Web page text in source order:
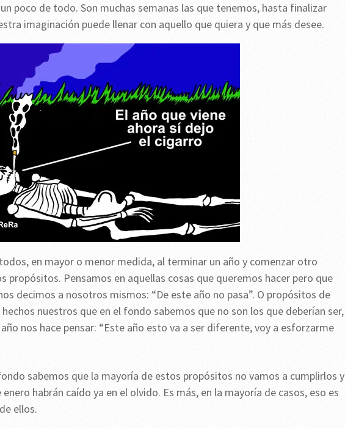
poco de todo. Son muchas semanas las que tenemos, hasta finalizar
imaginación puede llenar con aquello que quiera y que más desee.
en mayor o menor medida, al terminar un año y comenzar otro
propósitos. Pensamos en aquellas cosas que queremos hacer pero que
decimos a nosotros mismos: “De este año no pasa”. O propósitos de
nuestros que en el fondo sabemos que no son los que deberían ser,
nos hace pensar: “Este año esto va a ser diferente, voy a esforzarme
sabemos que la mayoría de estos propósitos no vamos a cumplirlos y
habrán caído ya en el olvido. Es más, en la mayoría de casos, eso es
ellos.